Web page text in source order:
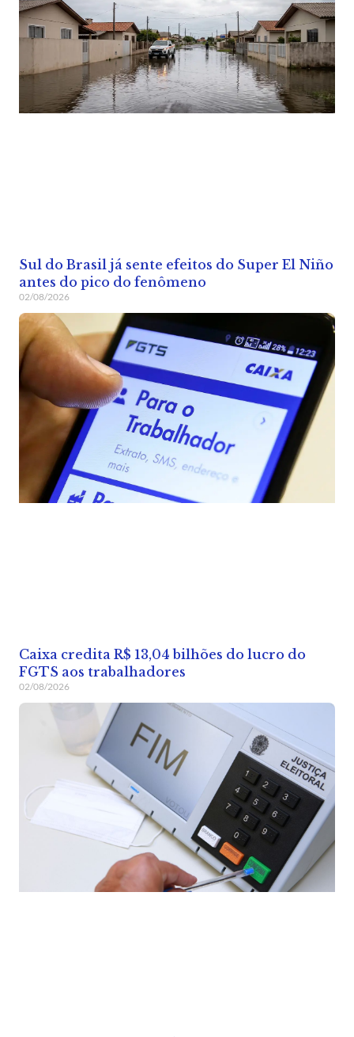
Sul do Brasil já sente efeitos do Super El Niño
antes do pico do fenômeno
02/08/2026
Caixa credita R$ 13,04 bilhões do lucro do
FGTS aos trabalhadores
02/08/2026